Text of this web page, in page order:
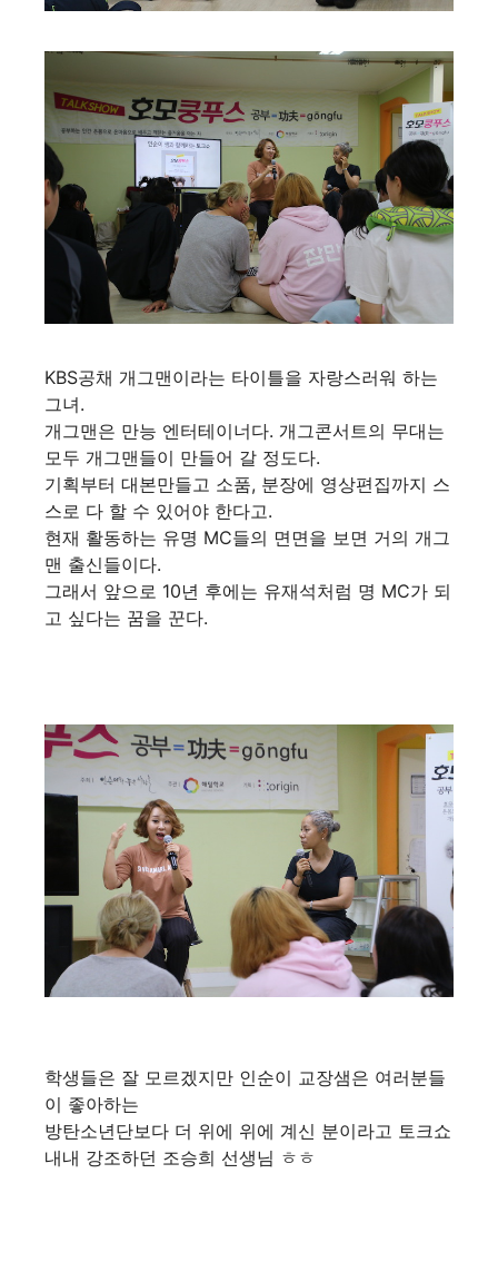
KBS공채 개그맨이라는 타이틀을 자랑스러워 하는
그녀.
개그맨은 만능 엔터테이너다. 개그콘서트의 무대는
모두 개그맨들이 만들어 갈 정도다.
기획부터 대본만들고 소품, 분장에 영상편집까지 스
스로 다 할 수 있어야 한다고.
현재 활동하는 유명 MC들의 면면을 보면 거의 개그
맨 출신들이다.
그래서 앞으로 10년 후에는 유재석처럼 명 MC가 되
고 싶다는 꿈을 꾼다.
학생들은 잘 모르겠지만 인순이 교장샘은 여러분들
이 좋아하는
방탄소년단보다 더 위에 위에 계신 분이라고 토크쇼
내내 강조하던 조승희 선생님 ㅎㅎ